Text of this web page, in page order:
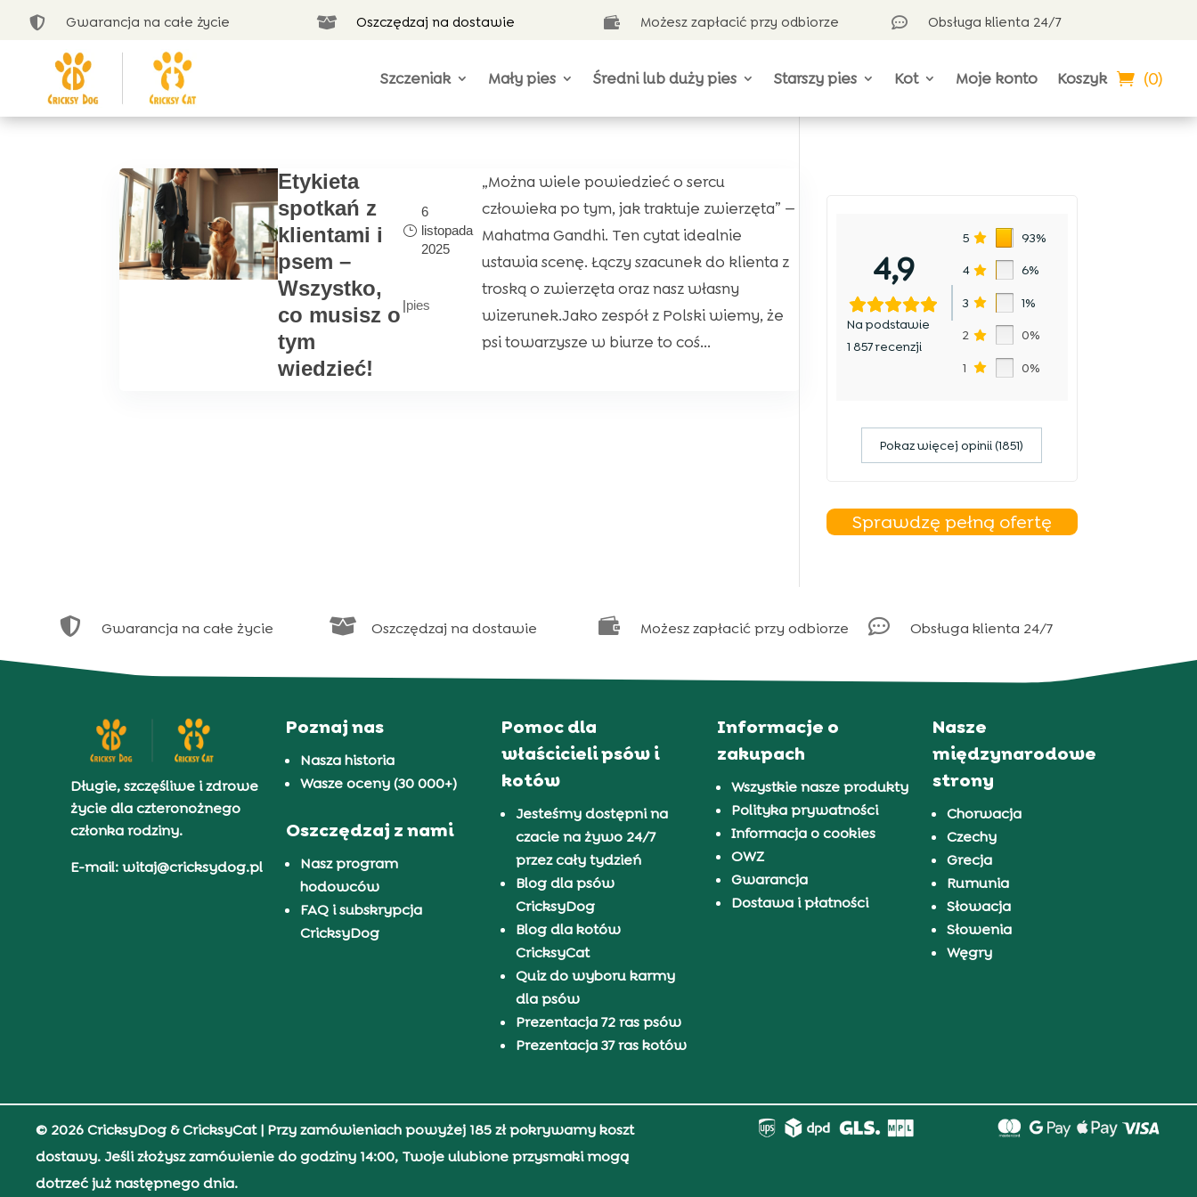
 Gwarancja na całe życie  Oszczędzaj na dostawie  Możesz zapłacić przy odbiorze  Obsługa klienta 24/7
Szczeniak Mały pies Średni lub duży pies Starszy pies Kot Moje konto Koszyk (0)
Etykieta
spotkań z
klientami i
psem –
Wszystko,
co musisz o
tym
wiedzieć!
6
listopada
2025
|pies
„Można wiele powiedzieć o sercu
człowieka po tym, jak traktuje zwierzęta” —
Mahatma Gandhi. Ten cytat idealnie
ustawia scenę. Łączy szacunek do klienta z
troską o zwierzęta oraz nasz własny
wizerunek.Jako zespół z Polski wiemy, że
psi towarzysze w biurze to coś...
4,9
Na podstawie
1 857 recenzji
5 93%
4 6%
3 1%
2 0%
1 0%
Pokaz więcej opinii (1851)
Sprawdzę pełną ofertę
 Gwarancja na całe życie  Oszczędzaj na dostawie  Możesz zapłacić przy odbiorze  Obsługa klienta 24/7
Długie, szczęśliwe i zdrowe
życie dla czteronożnego
członka rodziny.
E-mail: witaj@cricksydog.pl
Poznaj nas
Nasza historia
Wasze oceny (30 000+)
Oszczędzaj z nami
Nasz program
hodowców
FAQ i subskrypcja
CricksyDog
Pomoc dla
właścicieli psów i
kotów
Jesteśmy dostępni na
czacie na żywo 24/7
przez cały tydzień
Blog dla psów
CricksyDog
Blog dla kotów
CricksyCat
Quiz do wyboru karmy
dla psów
Prezentacja 72 ras psów
Prezentacja 37 ras kotów
Informacje o
zakupach
Wszystkie nasze produkty
Polityka prywatności
Informacja o cookies
OWZ
Gwarancja
Dostawa i płatności
Nasze
międzynarodowe
strony
Chorwacja
Czechy
Grecja
Rumunia
Słowacja
Słowenia
Węgry
© 2026 CricksyDog & CricksyCat| Przy zamówieniach powyżej 185 zł pokrywamy koszt
dostawy. Jeśli złożysz zamówienie do godziny 14:00, Twoje ulubione przysmaki mogą
dotrzeć już następnego dnia.